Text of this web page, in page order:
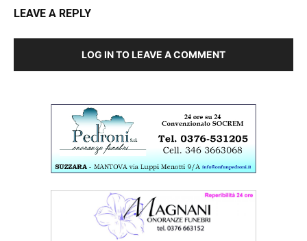
LEAVE A REPLY
LOG IN TO LEAVE A COMMENT